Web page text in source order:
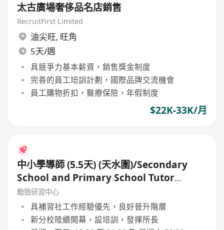
太古廣場奢侈品名店銷售
RecruitFirst Limited
油尖旺, 旺角
5天/週
具競爭力基本薪資，銷售獎金制度
完善的員工培訓計劃，國際品牌交流機會
員工購物折扣，醫療保險，年假制度
$22K-33K/月
中小學導師 (5.5天) (天水圍)/Secondary
School and Primary School Tutor
(5.5days)
勵致研習中心
具補習社工作經驗優先，良好晉升階層
新分校陸續開幕，設培訓，發揮所長